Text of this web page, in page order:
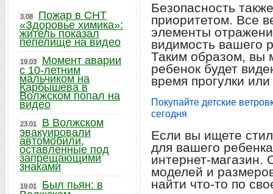
Безопасность
приоритетом. Все
элементы
видимость вашего
Таким образом, вы
ребенок будет
время прогулки
Покупайте детские
сегодня
Если вы ищете
для вашего
интернет-магазин.
моделей и
найти что-то по
3.08
Пожар в СНТ
«Здоровье химика»:
житель показал
пепелище на видео
19.03
Момент аварии
с 10-летним
мальчиком на
Карбышева в
Волжском попал на
видео
23.01
В Волжском
эвакуировали
автомобили,
оставленные под
запрещающими
знаками
19.01
Был пьян: в